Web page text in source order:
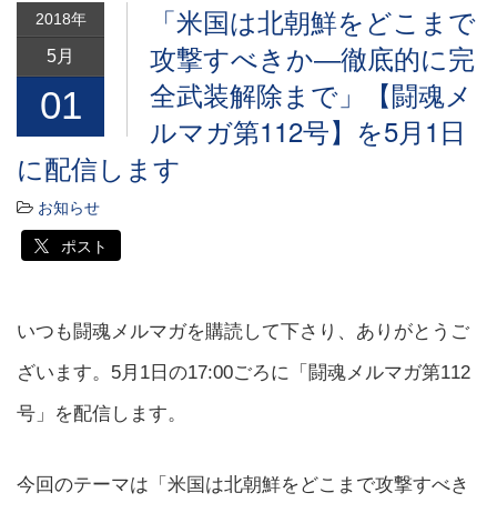
2018年
5月
01
「米国は北朝鮮をどこまで
攻撃すべきか―徹底的に完
全武装解除まで」【闘魂メ
ルマガ第112号】を5月1日
に配信します
お知らせ
ポスト
いつも闘魂メルマガを購読して下さり、ありがとうご
ざいます。5月1日の17:00ごろに「闘魂メルマガ第112
号」を配信します。
今回のテーマは「米国は北朝鮮をどこまで攻撃すべき